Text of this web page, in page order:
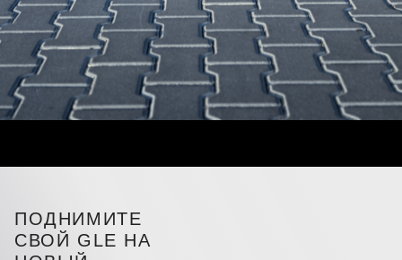
ПОДНИМИТЕ
СВОЙ GLE НА